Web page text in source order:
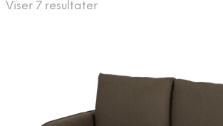
Viser 7 resultaterSorteret